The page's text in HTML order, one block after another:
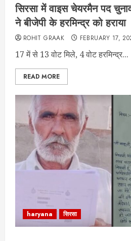
सिरसा में वाइस चेयरमैन पद
ने बीजेपी के हरमिन्द्र को हराया
ROHIT GRAAK FEBRUARY 17,
17 में से 13 वोट मिले, 4 वोट हरमिन्द्र...
READ MORE
haryana सिरसा